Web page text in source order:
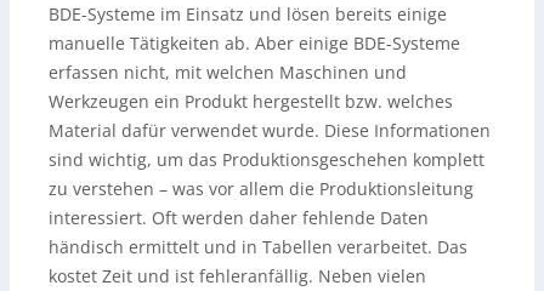
BDE-Systeme im Einsatz und lösen bereits einige
manuelle Tätigkeiten ab. Aber einige BDE-Systeme
erfassen nicht, mit welchen Maschinen und
Werkzeugen ein Produkt hergestellt bzw. welches
Material dafür verwendet wurde. Diese Informationen
sind wichtig, um das Produktionsgeschehen komplett
zu verstehen – was vor allem die Produktionsleitung
interessiert. Oft werden daher fehlende Daten
händisch ermittelt und in Tabellen verarbeitet. Das
kostet Zeit und ist fehleranfällig. Neben vielen